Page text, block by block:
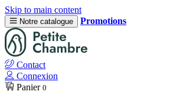
Skip to main content
Notre catalogue Promotions
Contact
Connexion
Panier 0